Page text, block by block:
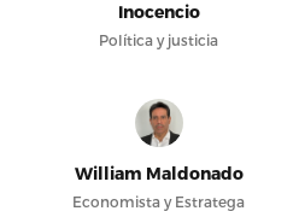
Inocencio
Política y justicia
William Maldonado
Economista y Estratega